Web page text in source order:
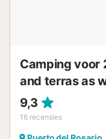
Camping voor
and terras as
9,3
16 recensies